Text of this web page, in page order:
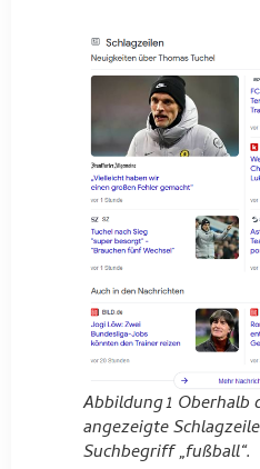
Abbildung 1 Oberhalb
angezeigte
Suchbegriff „fußball“.